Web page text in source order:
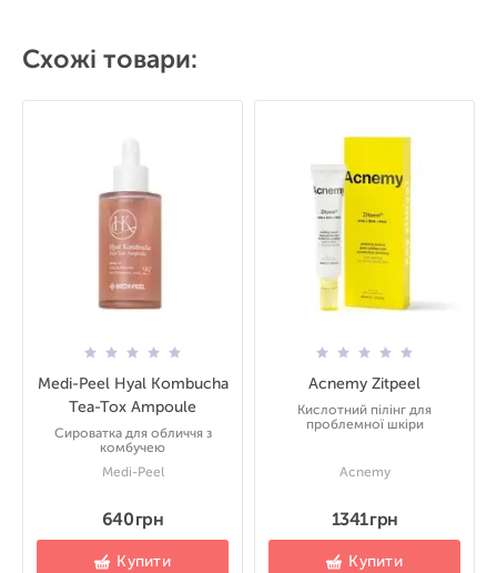
Схожі товари:
Medi-Peel Hyal Kombucha
Tea-Tox Ampoule
Сироватка для обличчя з
комбучею
Medi-Peel
640 грн
Купити
Acnemy Zitpeel
Кислотний пілінг для
проблемної шкіри
Acnemy
1341 грн
Купити